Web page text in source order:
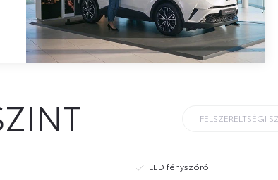
LED fényszóró